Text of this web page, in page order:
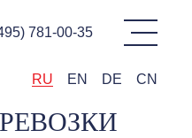
781-00-35
CN
DE
EN
RU